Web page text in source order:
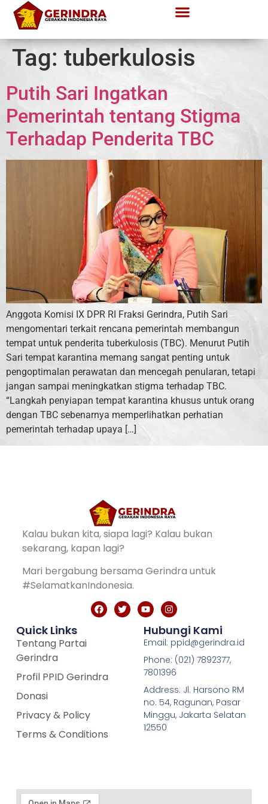
Tag: tuberkulosis
Putih Sari Ingatkan
Pemerintah tentang Stigma
Terhadap Penderita TBC
Anggota Komisi IX DPR RI Fraksi Gerindra, Putih Sari
mengomentari terkait rencana pemerintah membangun
tempat untuk penderita tuberkulosis (TBC). Menurut Putih
Sari tempat karantina memang sangat penting untuk
pengoptimalan perawatan dan mencegah penularan, tetapi
jangan sampai meningkatkan stigma terhadap TBC.
“Langkah penyiapan tempat karantina khusus untuk orang
dengan TBC sebenarnya memperlihatkan perhatian
pemerintah terhadap upaya […]
Kalau bukan kita, siapa lagi? Kalau bukan
sekarang, kapan lagi?
Mari bergabung bersama Gerindra untuk
#SelamatkanIndonesia.
Quick Links
Tentang Partai
Gerindra
Profil PPID Gerindra
Donasi
Privacy & Policy
Terms & Conditions
Hubungi Kami
Email: ppid@gerindra.id
Phone: (021) 7892377,
7801396
Address: Jl. Harsono RM
no. 54, Ragunan, Pasar
Minggu, Jakarta Selatan
12550